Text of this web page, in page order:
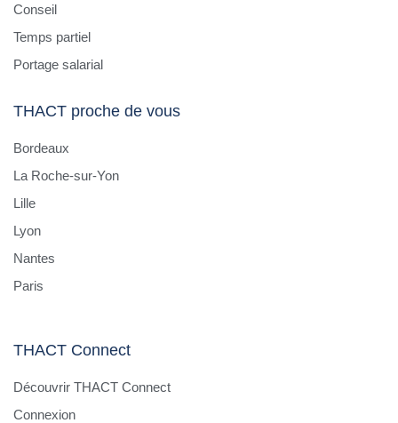
Conseil
Temps partiel
Portage salarial
THACT proche de vous
Bordeaux
La Roche-sur-Yon
Lille
Lyon
Nantes
Paris
THACT Connect
Découvrir THACT Connect
Connexion